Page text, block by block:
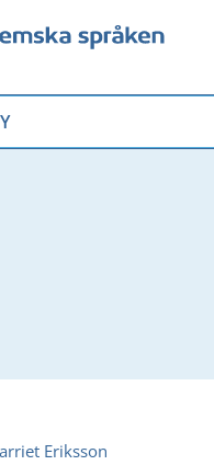
Eriksson